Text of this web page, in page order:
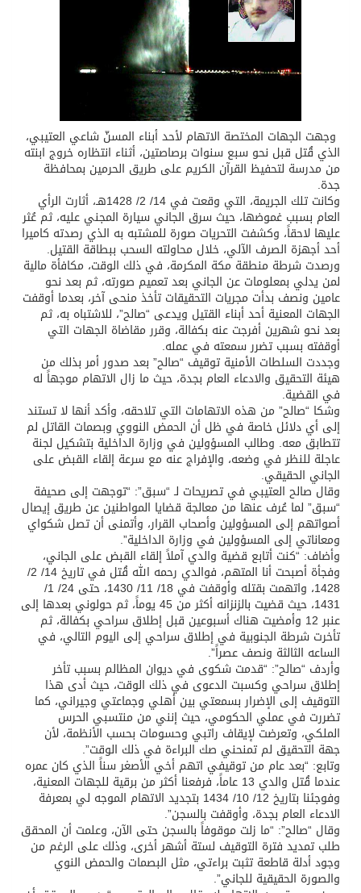
وجهت الجهات المختصة الاتهام لأحد أبناء المسنّ شاعي العتيبي،
الذي قُتل قبل نحو سبع سنوات برصاصتين، أثناء انتظاره خروج ابنته
من مدرسة لتحفيظ القرآن الكريم على طريق الحرمين بمحافظة
جدة.
وكانت تلك الجريمة، التي وقعت في 14/ 2/ 1428هـ، أثارت الرأي
العام بسبب غموضها، حيث سرق الجاني سيارة المجني عليه، ثم عُثر
عليها لاحقاً، وكشفت التحريات صورة للمشتبه به الذي رصدته كاميرا
أحد أجهزة الصرف الآلي، خلال محاولته السحب ببطاقة القتيل.
ورصدت شرطة منطقة مكة المكرمة، في ذلك الوقت، مكافأة مالية
لمن يدلي بمعلومات عن الجاني بعد تعميم صورته، ثم بعد نحو
عامين ونصف بدأت مجريات التحقيقات تأخذ منحى آخر، بعدما أوقفت
الجهات المعنية أحد أبناء القتيل ويدعى “صالح”، للاشتباه به، ثم
بعد نحو شهرين أفرجت عنه بكفالة، وقرر مقاضاة الجهات التي
أوقفته بسبب تضرر سمعته في عمله.
وجددت السلطات الأمنية توقيف “صالح” بعد صدور أمر بذلك من
هيئة التحقيق والادعاء العام بجدة، حيث ما زال الاتهام موجهاً له
في القضية.
وشكا “صالح” من هذه الاتهامات التي تلاحقه، وأكد أنها لا تستند
إلى أي دلائل خاصة في ظل أن الحمض النووي وبصمات القاتل لم
تتطابق معه. وطالب المسؤولين في وزارة الداخلية بتشكيل لجنة
عاجلة للنظر في وضعه، والإفراج عنه مع سرعة إلقاء القبض على
الجاني الحقيقي.
وقال صالح العتيبي في تصريحات لـ “سبق”: “توجهت إلى صحيفة
“سبق” لما عُرف عنها من معالجة قضايا المواطنين عن طريق إيصال
أصواتهم إلى المسؤولين وأصحاب القرار، وأتمنى أن تصل شكواي
ومعاناتي إلى المسؤولين في وزارة الداخلية”.
وأضاف: “كنت أتابع قضية والدي آملاً إلقاء القبض على الجاني،
وفجأة أصبحت أنا المتهم، فوالدي رحمه الله قُتل ‏في تاريخ 14/ 2/
1428، واتهمت بقتله وأوقفت في 18/ 11/ 1430، حتى 24/ 1/
1431، حيث قضيت بالزنزانه أكثر من 45 يوماً، ثم حولوني بعدها إلى
عنبر 12 وأمضيت هناك أسبوعين قبل إطلاق سراحي بكفالة، ثم
تأخرت شرطة الجنوبية في إطلاق سراحي إلى اليوم التالي، في
الساعه الثالثة ونصف عصراً”.
وأردف “صالح”: “قدمت شكوى في ديوان المظالم بسبب تأخر
إطلاق سراحي وكسبت الدعوى في ذلك الوقت، حيث أدى هذا
التوقيف إلى الإضرار بسمعتي بين أهلي وجماعتي وجيراني، كما
تضررت في عملي الحكومي، حيث إنني من منتسبي الحرس
الملكي، وتعرضت لإيقاف راتبي وحسومات بحسب الأنظمة، لأن
جهة التحقيق لم تمنحني صك البراءة في ذلك الوقت”.
وتابع: “بعد عام من توقيفي اتهم أخي الأصغر سناً الذي كان عمره
عندما قُتل والدي 13 عاماً، فرفعنا أكثر من برقية للجهات المعنية،
وفوجئنا بتاريخ 12/ 10/ 1434 بتجديد الاتهام الموجه لي بمعرفة
الادعاء العام بجدة، وأوقفت بالسجن”.
وقال “صالح”: “ما زلت موقوفاً بالسجن حتى الآن، وعلمت أن المحقق
طلب تمديد فترة التوقيف لستة أشهر أخرى، وذلك على الرغم من
وجود أدلة قاطعة تثبت براءتي، مثل البصمات والحمض النوي
والصورة الحقيقية للجاني”.